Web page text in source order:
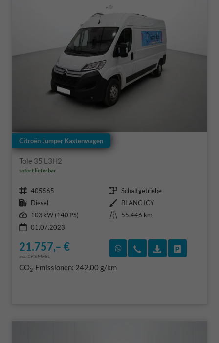
Citroën Jumper Kastenwagen
Tole 35 L3H2
sofort lieferbar
Fahrzeugnr. 405565 Getriebe Schaltgetriebe
Kraftstoff Diesel Außenfarbe BLANC ICY
Leistung 103 kW (140 PS) Kilometerstand
55.446 km
01.07.2023
21.757,– €
incl. 19% MwSt.
Rückruf vereinbaren
Wir rufen Sie an
CO2-Emissionen: 242,00 g/km